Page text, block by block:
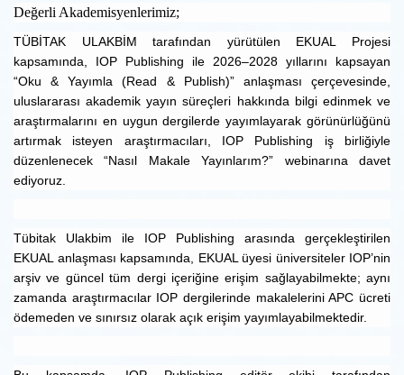
Değerli Akademisyenlerimiz;
TÜBİTAK ULAKBİM tarafından yürütülen EKUAL Projesi
kapsamında, IOP Publishing ile 2026–2028 yıllarını kapsayan
“Oku & Yayımla (Read & Publish)” anlaşması çerçevesinde,
uluslararası akademik yayın süreçleri hakkında bilgi edinmek ve
araştırmalarını en uygun dergilerde yayımlayarak görünürlüğünü
artırmak isteyen araştırmacıları, IOP Publishing iş birliğiyle
düzenlenecek “Nasıl Makale Yayınlarım?” webinarına davet
ediyoruz.
Tübitak Ulakbim ile IOP Publishing arasında gerçekleştirilen
EKUAL anlaşması kapsamında, EKUAL üyesi üniversiteler IOP’nin
arşiv ve güncel tüm dergi içeriğine erişim sağlayabilmekte; aynı
zamanda araştırmacılar IOP dergilerinde makalelerini APC ücreti
ödemeden ve sınırsız olarak açık erişim yayımlayabilmektedir.